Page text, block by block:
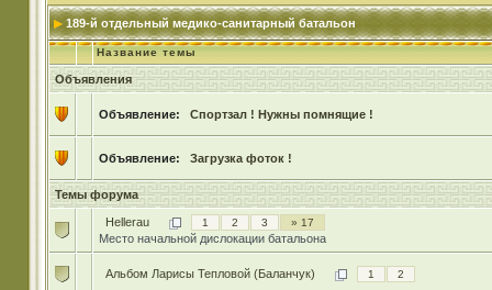
189-й отдельный медико-санитарный батальон
Название темы
Объявления
Объявление: Спортзал ! Нужны помнящие !
Объявление: Загрузка фоток !
Темы форума
Hellerau 1 2 3 » 17
Место начальной дислокации батальона
Альбом Ларисы Тепловой (Баланчук) 1 2